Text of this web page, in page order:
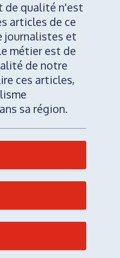
de qualité n'est
articles de ce
journalistes et
métier est de
de notre
ces articles,
sa région.